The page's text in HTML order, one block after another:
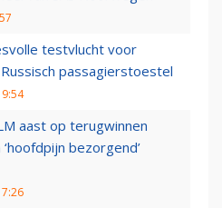
testvlucht voor
passagierstoestel
aast op terugwinnen
bezorgend’